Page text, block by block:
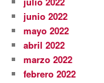
junio 2022
mayo 2022
abril 2022
marzo 2022
febrero 2022